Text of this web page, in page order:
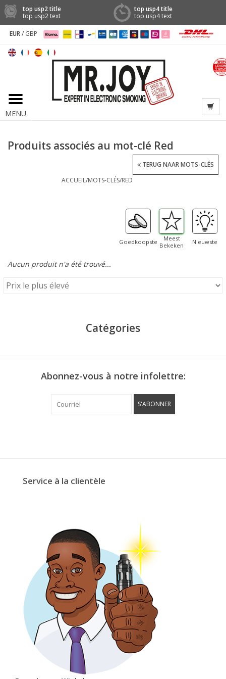
top usp2 title
top usp2 text
top usp4 title
top usp4 text
EUR/ GBP
MENU
Produits associés au mot-clé Red
ACCUEIL/MOTS-CLÉS/RED
TERUG NAAR MOTS-CLÉS
Goedkoopste
Meest
Bekeken
Nieuwste
Aucun produit n'a été trouvé...
Catégories
Abonnez-vous à notre infolettre:
S'ABONNER
Service à la clientèle